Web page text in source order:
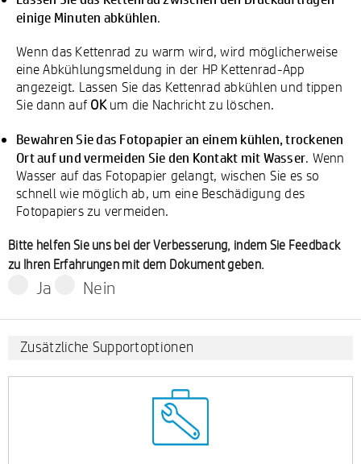
einige Minuten abkühlen.
Wenn das Kettenrad zu warm wird, wird möglicherweise
eine Abkühlungsmeldung in der HP Kettenrad-App
angezeigt. Lassen Sie das Kettenrad abkühlen und tippen
Sie dann auf OKum die Nachricht zu löschen.
Bewahren Sie das Fotopapier an einem kühlen, trockenen
Ort auf und vermeiden Sie den Kontakt mit Wasser. Wenn
Wasser auf das Fotopapier gelangt, wischen Sie es so
schnell wie möglich ab, um eine Beschädigung des
Fotopapiers zu vermeiden.
Bitte helfen Sie uns bei der Verbesserung, indem Sie Feedback
zu Ihren Erfahrungen mit dem Dokument geben.
Ja Nein
Zusätzliche Supportoptionen